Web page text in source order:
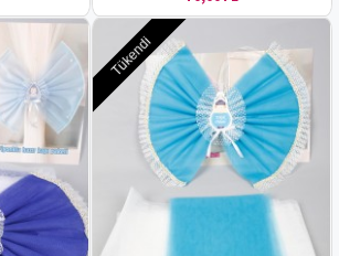
Tükendi